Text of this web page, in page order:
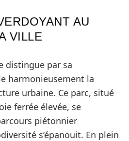
AU
VILLE
distingue par sa
harmonieusement la
urbaine. Ce parc, situé
ferrée élevée, se
piétonnier
s’épanouit. En plein